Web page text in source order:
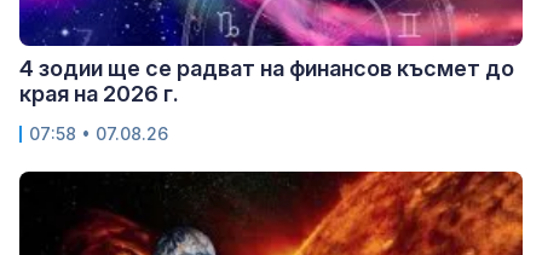
4 зодии ще се радват на финансов късмет до
края на 2026 г.
07:58 • 07.08.26